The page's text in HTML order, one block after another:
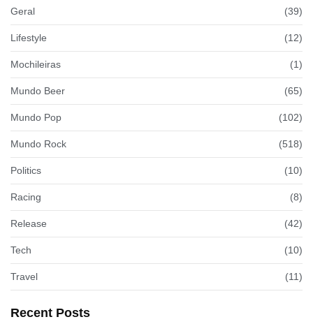
Geral (39)
Lifestyle (12)
Mochileiras (1)
Mundo Beer (65)
Mundo Pop (102)
Mundo Rock (518)
Politics (10)
Racing (8)
Release (42)
Tech (10)
Travel (11)
Recent Posts